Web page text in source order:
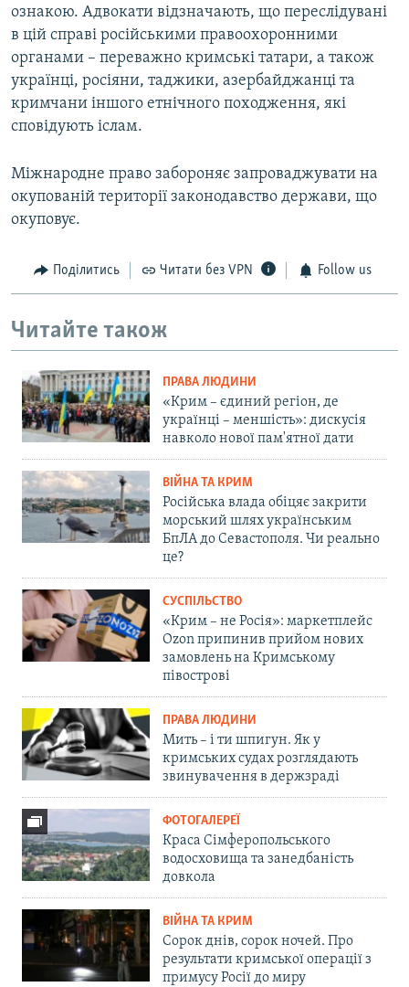
ознакою. Адвокати відзначають, що переслідувані
в цій справі російськими правоохоронними
органами – переважно кримські татари, а також
українці, росіяни, таджики, азербайджанці та
кримчани іншого етнічного походження, які
сповідують іслам.
Міжнародне право забороняє запроваджувати на
окупованій території законодавство держави, що
окуповує.
Поділитись Читати без VPN Follow us
Читайте також
ПРАВА ЛЮДИНИ
«Крим – єдиний регіон, де
українці – меншість»: дискусія
навколо нової пам'ятної дати
ВІЙНА ТА КРИМ
Російська влада обіцяє закрити
морський шлях українським
БпЛА до Севастополя. Чи реально
це?
СУСПІЛЬСТВО
«Крим – не Росія»: маркетплейс
Ozon припинив прийом нових
замовлень на Кримському
півострові
ПРАВА ЛЮДИНИ
Мить – і ти шпигун. Як у
кримських судах розглядають
звинувачення в держзраді
ФОТОГАЛЕРЕЇ
Краса Сімферопольського
водосховища та занедбаність
довкола
ВІЙНА ТА КРИМ
Сорок днів, сорок ночей. Про
результати кримської операції з
примусу Росії до миру